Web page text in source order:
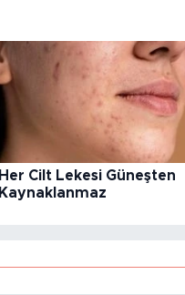
Her Cilt Lekesi Güneşten
Kaynaklanmaz